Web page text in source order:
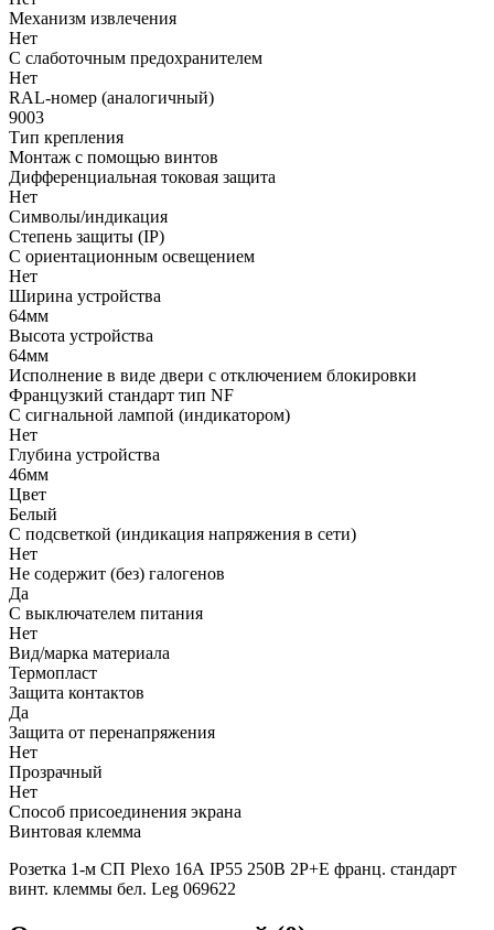
Механизм извлечения
Нет
С слаботочным предохранителем
Нет
RAL-номер (аналогичный)
9003
Тип крепления
Монтаж с помощью винтов
Дифференциальная токовая защита
Нет
Символы/индикация
Степень защиты (IP)
С ориентационным освещением
Нет
Ширина устройства
64мм
Высота устройства
64мм
Исполнение в виде двери с отключением блокировки
Французкий стандарт тип NF
С сигнальной лампой (индикатором)
Нет
Глубина устройства
46мм
Цвет
Белый
С подсветкой (индикация напряжения в сети)
Нет
Не содержит (без) галогенов
Да
С выключателем питания
Нет
Вид/марка материала
Термопласт
Защита контактов
Да
Защита от перенапряжения
Нет
Прозрачный
Нет
Способ присоединения экрана
Винтовая клемма
Розетка 1-м СП Plexo 16А IP55 250В 2P+E франц. стандарт
винт. клеммы бел. Leg 069622